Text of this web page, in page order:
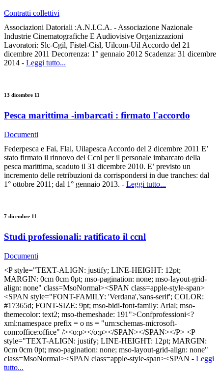
Contratti collettivi
Associazioni Datoriali :A.N.I.C.A. - Associazione Nazionale
Industrie Cinematografiche E Audiovisive Organizzazioni
Lavoratori: Slc-Cgil, Fistel-Cisl, Uilcom-Uil Accordo del 21
dicembre 2011 Decorrenza: 1° gennaio 2012 Scadenza: 31 dicembre
2014 - Leggi tutto...
13 dicembre 11
Pesca marittima -imbarcati : firmato l'accordo
Documenti
Federpesca e Fai, Flai, Uilapesca Accordo del 2 dicembre 2011 E’
stato firmato il rinnovo del Ccnl per il personale imbarcato della
pesca marittima, scaduto il 31 dicembre 2010. E’ previsto un
incremento delle retribuzioni da corrispondersi in due tranches: dal
1° ottobre 2011; dal 1° gennaio 2013. - Leggi tutto...
7 dicembre 11
Studi professionali: ratificato il ccnl
Documenti
<P style="TEXT-ALIGN: justify; LINE-HEIGHT: 12pt;
MARGIN: 0cm 0cm 0pt; mso-pagination: none; mso-layout-grid-
align: none" class=MsoNormal><SPAN class=apple-style-span>
<SPAN style="FONT-FAMILY: 'Verdana','sans-serif'; COLOR:
#17365d; FONT-SIZE: 9pt; mso-bidi-font-family: Arial; mso-
themecolor: text2; mso-themeshade: 191">Confprofessioni<?
xml:namespace prefix = o ns = "urn:schemas-microsoft-
com:office:office" /><o:p></o:p></SPAN></SPAN></P> <P
style="TEXT-ALIGN: justify; LINE-HEIGHT: 12pt; MARGIN:
0cm 0cm 0pt; mso-pagination: none; mso-layout-grid-align: none"
class=MsoNormal><SPAN class=apple-style-span><SPAN - Leggi
tutto...